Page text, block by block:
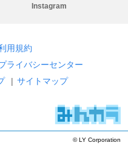
Instagram
用規約
ライバシーセンター
| サイトマップ
© LY Corporation